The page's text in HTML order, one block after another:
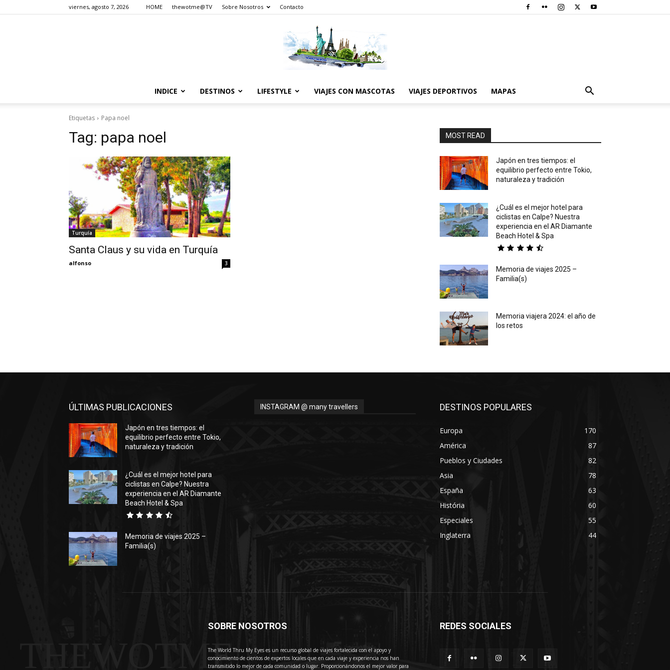
viernes, agosto 7, 2026 HOME thewotme@TV Sobre Nosotros Contacto
INDICE DESTINOS LIFESTYLE VIAJES CON MASCOTAS VIAJES DEPORTIVOS MAPAS
Etiquetas Papa noel
Tag: papa noel
Turquía
Santa Claus y su vida en Turquía
alfonso 3
MOST READ
Japón en tres tiempos: el
equilibrio perfecto entre Tokio,
naturaleza y tradición
¿Cuál es el mejor hotel para
ciclistas en Calpe? Nuestra
experiencia en el AR Diamante
Beach Hotel & Spa
Memoria de viajes 2025 –
Familia(s)
Memoria viajera 2024: el año de
los retos
ÚLTIMAS PUBLICACIONES
Japón en tres tiempos: el
equilibrio perfecto entre Tokio,
naturaleza y tradición
¿Cuál es el mejor hotel para
ciclistas en Calpe? Nuestra
experiencia en el AR Diamante
Beach Hotel & Spa
Memoria de viajes 2025 –
Familia(s)
INSTAGRAM @ many travellers DESTINOS POPULARES
Europa
170
América
87
Pueblos y Ciudades
82
Asia
78
España
63
História
60
Especiales
55
Inglaterra
44
THEWOTME
SOBRE NOSOTROS
The World Thru My Eyes es un recurso global de viajes fortalecida con el apoyo y
conocimiento de cientos de expertos locales que en cada viaje y experiencia nos han
transmitido lo mejor de cada comunidad o lugar. Proporcionándonos el mejor valor para
REDES SOCIALES